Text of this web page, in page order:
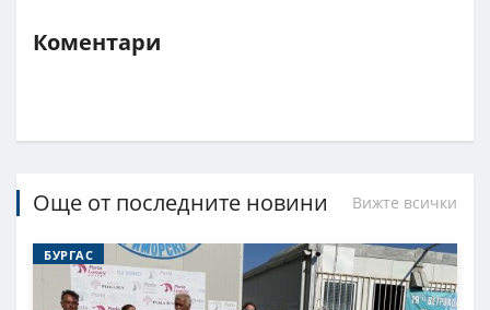
Коментари
Още от последните новини Вижте всички
БУРГАС